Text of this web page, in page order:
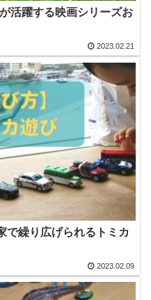
活躍する映画シリーズお
2023.02.21
で繰り広げられるトミカ
2023.02.09